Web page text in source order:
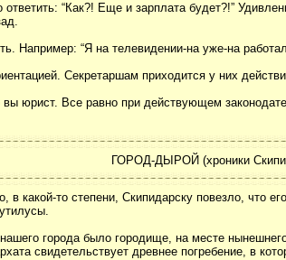
“Как?! Еще и зарплата будет?!”
Например: “Я на телевидении-на уже-на
Секретаршам приходится у них
юрист. Все равно при действующем
ГОРОД-ДЫРОЙ (хроники
какой-то степени, Скипидарску повезло, что
нашего города было городище, на месте
свидетельствует древнее погребение, в